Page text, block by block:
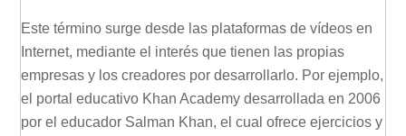
Este término surge desde las plataformas de vídeos en
Internet, mediante el interés que tienen las propias
empresas y los creadores por desarrollarlo. Por ejemplo,
el portal educativo Khan Academy desarrollada en 2006
por el educador Salman Khan, el cual ofrece ejercicios y